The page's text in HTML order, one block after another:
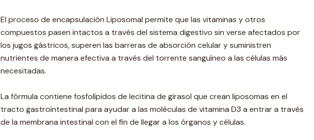
El proceso de encapsulación Liposomal permite que las vitaminas y otros
compuestos pasen intactos a través del sistema digestivo sin verse afectados por
los jugos gástricos, superen las barreras de absorción celular y suministren
nutrientes de manera efectiva a través del torrente sanguíneo a las células más
necesitadas.
La fórmula contiene fosfolípidos de lecitina de girasol que crean liposomas en el
tracto gastrointestinal para ayudar a las moléculas de vitamina D3 a entrar a través
de la membrana intestinal con el fin de llegar a los órganos y células.